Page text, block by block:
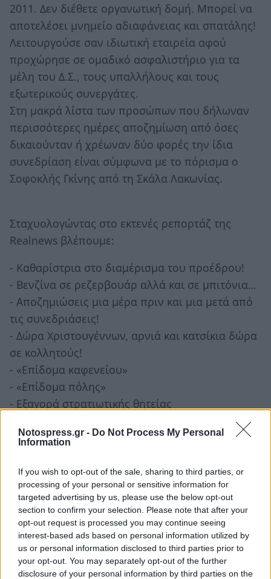
Notospress.gr - Do Not Process My Personal
Information
If you wish to opt-out of the sale, sharing to third parties, or
processing of your personal or sensitive information for
targeted advertising by us, please use the below opt-out
section to confirm your selection. Please note that after your
opt-out request is processed you may continue seeing
interest-based ads based on personal information utilized by
us or personal information disclosed to third parties prior to
your opt-out. You may separately opt-out of the further
disclosure of your personal information by third parties on the
2011. Δεν διέθετε οργανωτική δομή. Μπορεί να
αποτελέσει μνημείο αδιαφάνειας και σπατάλης!
Λειτουργούσε σαν ιδιωτική εταιρεία αφού
προχώρησε σε ομαδικό ασφαλιστήριο για τα
μέλη του Δ.Σ., τους υπαλλήλους και τους
εξωτερικούς συνεργάτες.
Στη μακρά λίστα των προσώπων που δήλωναν
περισσότερες ημέρες αποζημίωση από όσες
δικαιούνταν ή χρέωναν δύο φορές την ίδια
συνεδρίαση είναι σύμφωνα με το πόρισμα ο
Σοφοκλής Γκίνης από τη Σκάλα Λακωνίας.
Σταχυολογώντας στο εκτενές ρεπορτάζ της
Realnews βλέπουμε:
- Καθαρίστρια στο διαμέρισμα του προέδρου!
- Βενζίνα σε ρεζερβουάρ αλλά και σε μπιτόνια…
- Αποζημιώσεις μια μέρα πριν και μια μετά από
τις συνεδριάσεις!
- Δώρα Χριστουγέννων, αρνιά και κατσίκια δώρα
σε κολλητούς!
- «Επίδομα καφενείου»
- «Επίδομα πόλης»
- Εξαγορά στρατιωτικής θητείας
- Ανεξέλεγκτες υπερωρίες
ευρώ τον μήνα.
- Αναλήψεις χωρίς αποδείξεις και παραστατικά,
κ.α.
Όπως γράφει ο Βασίλης Τριανταφύλλου
«έχουμε να κάνουμε με υπερκομματικό πάρτυ
αγροτοπατέρων».